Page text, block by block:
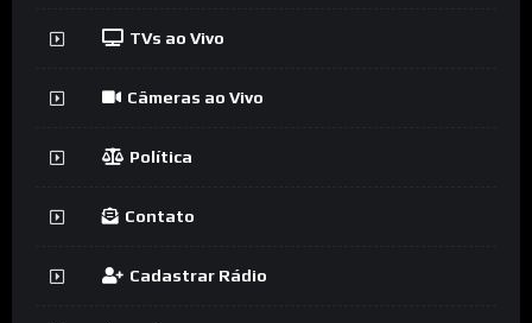
TVs ao Vivo
Câmeras ao Vivo
Política
Contato
Cadastrar Rádio